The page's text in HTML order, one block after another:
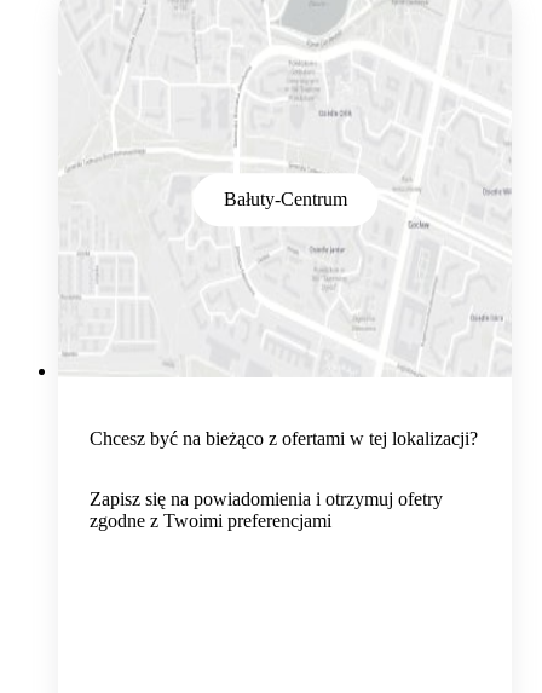
Bałuty-Centrum
Chcesz być na bieżąco z ofertami w tej lokalizacji?
Zapisz się na powiadomienia i otrzymuj ofetry
zgodne z Twoimi preferencjami